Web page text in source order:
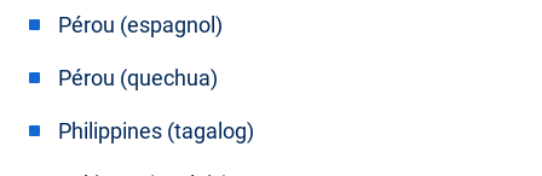
Pérou (espagnol)
Pérou (quechua)
Philippines (tagalog)